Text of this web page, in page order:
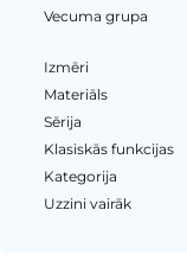
Vecuma grupa
Izmēri
Materiāls
Sērija
Klasiskās funkcijas
Kategorija
Uzzini vairāk